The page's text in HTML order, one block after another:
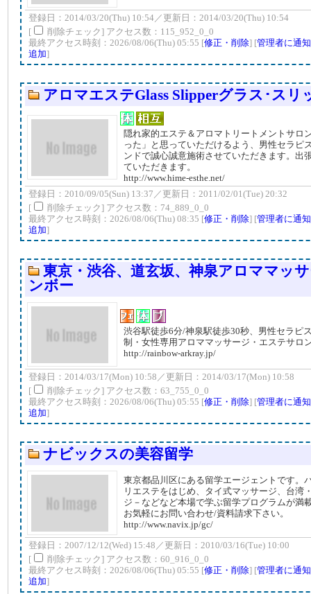
登録日：2014/03/20(Thu) 10:54／更新日：2014/03/20(Thu) 10:54
[
削除チェック] アクセス数：115_952_0_0
最終アクセス時刻：2026/08/06(Thu) 05:55 [修正・削除] [管理者に通知
追加]
アロマエステGlass Slipperグラス･スリ
隠れ家的エステ＆アロマトリートメントサロ
った」と思っていただけるよう、男性セラピ
ンドで誠心誠意施術させていただきます。出
ていただきます。
http://www.hime-esthe.net/
登録日：2010/09/05(Sun) 13:37／更新日：2011/02/01(Tue) 20:32
[
削除チェック] アクセス数：74_889_0_0
最終アクセス時刻：2026/08/06(Thu) 08:35 [修正・削除] [管理者に通知
追加]
東京・渋谷、道玄坂、神泉アロママッ
ンボー
渋谷駅徒歩6分/神泉駅徒歩30秒、男性セラピ
制・女性専用アロママッサージ・エステサロ
http://rainbow-arkray.jp/
登録日：2014/03/17(Mon) 10:58／更新日：2014/03/17(Mon) 10:58
[
削除チェック] アクセス数：63_755_0_0
最終アクセス時刻：2026/08/06(Thu) 05:55 [修正・削除] [管理者に通知
追加]
ナビックスの美容留学
東京都品川区にある留学エージェントです。
リエステをはじめ、タイ式マッサージ、台湾
ジ－などなど本場で学ぶ留学プログラムが満
お気軽にお問い合わせ/資料請求下さい。
http://www.navix.jp/gc/
登録日：2007/12/12(Wed) 15:48／更新日：2010/03/16(Tue) 10:00
[
削除チェック] アクセス数：60_916_0_0
最終アクセス時刻：2026/08/06(Thu) 05:55 [修正・削除] [管理者に通知
追加]